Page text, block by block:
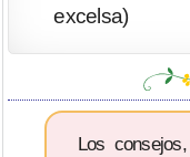
excelsa)
Los